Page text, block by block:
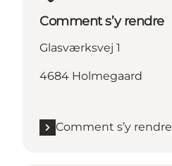
Comment s’y rendre
Glasværksvej 1
4684 Holmegaard
Comment s’y rendre